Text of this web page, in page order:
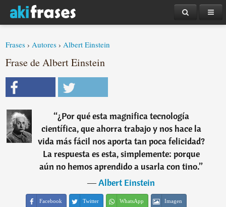
Frases ›Autores ›Albert Einstein
Frase de Albert Einstein
“¿Por qué esta magnifica tecnología
científica, que ahorra trabajo y nos hace la
vida más fácil nos aporta tan poca felicidad?
La respuesta es esta, simplemente: porque
aún no hemos aprendido a usarla con tino.”
―Albert Einstein
Facebook Twitter WhatsApp Imagen